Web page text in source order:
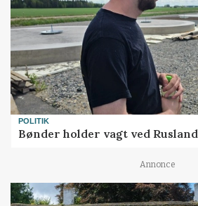
POLITIK
Bønder holder vagt ved Rusland
Annonce